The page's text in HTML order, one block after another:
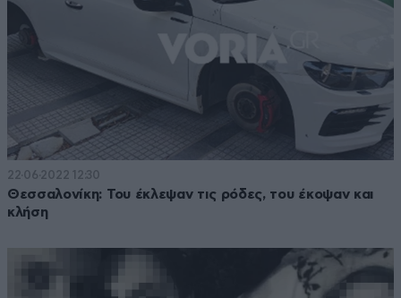
22·06·2022 12:30
Θεσσαλονίκη: Του έκλεψαν τις ρόδες, του έκοψαν και
κλήση